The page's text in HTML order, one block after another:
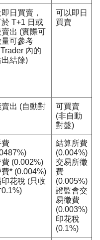
日買賣，
T+1 日或
出 (實際可
可參考
內的
出結餘)
可以即日
買賣
賣出 (自動對
可買賣
(非自動
對盤)
費
(0.002%)
* (0.004%)
花稅 (只收
0.1%)
結算所費
(0.004%)
交易所徵
費
(0.005%)
證監會交
易徵費
(0.003%)
印花稅
(0.1%)